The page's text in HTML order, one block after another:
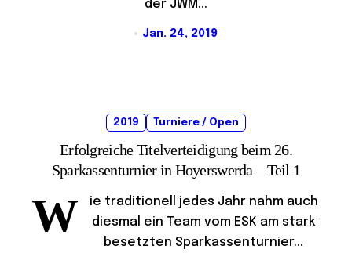
der JWM...
Jan. 24, 2019
2019 Turniere / Open
Erfolgreiche Titelverteidigung beim 26.
Sparkassenturnier in Hoyerswerda – Teil 1
W
ie traditionell jedes Jahr nahm auch
diesmal ein Team vom ESK am stark
besetzten Sparkassenturnier...